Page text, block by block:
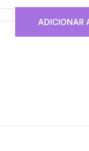
ADICIONAR